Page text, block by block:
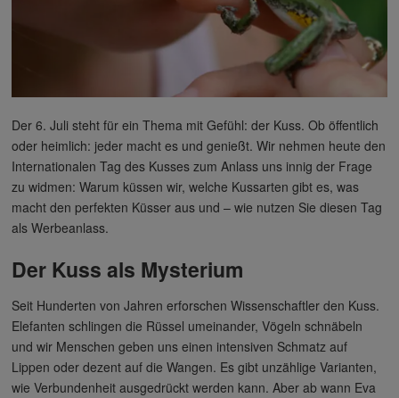
Der 6. Juli steht für ein Thema mit Gefühl: der Kuss. Ob öffentlich
oder heimlich: jeder macht es und genießt. Wir nehmen heute den
Internationalen Tag des Kusses zum Anlass uns innig der Frage
zu widmen: Warum küssen wir, welche Kussarten gibt es, was
macht den perfekten Küsser aus und – wie nutzen Sie diesen Tag
als Werbeanlass.
Der Kuss als Mysterium
Seit Hunderten von Jahren erforschen Wissenschaftler den Kuss.
Elefanten schlingen die Rüssel umeinander, Vögeln schnäbeln
und wir Menschen geben uns einen intensiven Schmatz auf
Lippen oder dezent auf die Wangen. Es gibt unzählige Varianten,
wie Verbundenheit ausgedrückt werden kann. Aber ab wann Eva